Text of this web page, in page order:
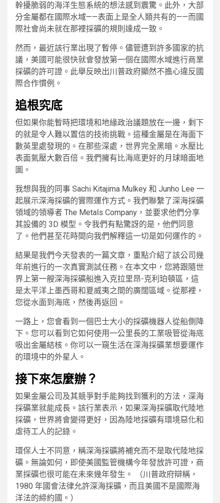
幹擾脆弱的海洋生態系統的想法感到震驚。此外，大部
分金屬都在國際水域——表面上是全人類共有的——而國
際社會尚未就在那裡採礦的規則達成一致。
然而，最近該行業出現了暫停。儘管遭到許多國家的抗
議，美國可能很快就會發放第一個在國際水域進行商業
採礦的許可證。此舉反映出川普政府顯然不擔心違反國
際合作慣例。
追根究底
但如果你能暫時把環境和地緣政治議題放在一邊，剩下
的就是令人難以置信的技術挑戰。這種金屬是在海面下
數英里處發現的。在那些深處，世界完全黑暗。水壓比
表面氣壓大數百倍。我們擁有比海底更好的月球暗面地
圖。
我想與我的同事 Sachi Kitajima Mulkey 和 Junho Lee 一
起展示深海採礦的實際運作方式。我們聯繫了深海採礦
領域的領導者 The Metals Company，並要求他們分享
其設備的 3D 模型。令我們有點驚訝的是，他們同意
了。他們甚至花時間向我們解釋這一切是如何運作的。
結果是我們今天發表的一篇文章，重點介紹了該公司幾
年前進行的一次真實測試任務。在本文中，您將跟隨世
界上第一艘深海採礦船進入克拉里昂-克利珀頓區，這
是太平洋上墨西哥和夏威夷之間的廣闊區域。從那裡，
您從水面到海底，然後再返回。
一路上，您會看到一個巴士大小的採礦機器人從船側降
下。您可以看到它如何使用一公里長的工業吸管從海底
吸出金屬結核。你可以一窺生活在深海採礦業想要運作
的環境中的外星人。
接下來怎麼辦？
如果金屬公司及其競爭對手能夠找到獲利的方法，深海
採礦業就能成長。該行業表示，如果深海採礦取代陸地
採礦，世界將會變得更好，因為陸地採礦有環境惡化和
虐待工人的記錄。
環保人士不同意，稱深海採礦將補充而不是取代陸地採
礦。無論如何，即使美國監管機構今年發放許可證，商
業採礦也很可能在未來幾年發生。 （川普政府辯稱，
1980 年國會法律允許深海採礦，而且美國不是國際海
洋法的締約國。）